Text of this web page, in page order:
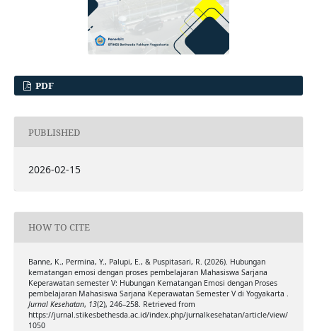
PDF
PUBLISHED
2026-02-15
HOW TO CITE
Banne, K., Permina, Y., Palupi, E., & Puspitasari, R. (2026). Hubungan
kematangan emosi dengan proses pembelajaran Mahasiswa Sarjana
Keperawatan semester V: Hubungan Kematangan Emosi dengan Proses
pembelajaran Mahasiswa Sarjana Keperawatan Semester V di Yogyakarta .
Jurnal Kesehatan, 13(2), 246–258. Retrieved from
https://jurnal.stikesbethesda.ac.id/index.php/jurnalkesehatan/article/view/
1050